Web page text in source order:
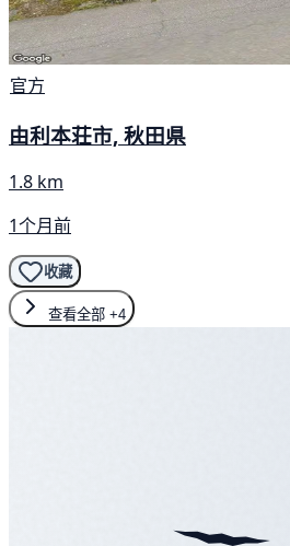
官方
由利本荘市, 秋田県
1.8 km
1个月前
收藏
查看全部 +4